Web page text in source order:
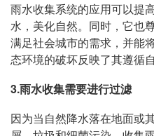
雨水收集系统的应用可以提
水，美化自然。同时，它也
满足社会城市的需求，并能
态环境的破坏反映了其遵循
3.雨水收集需要进行过滤
因为当自然降水落在地面或